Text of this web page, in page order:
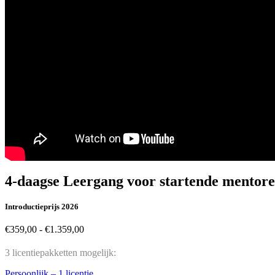
4-daagse Leergang voor startende
Introductieprijs 2026
€359,00 - €1.359,00Prijsklasse:
tot
3 licentiepakketten mogelijk: